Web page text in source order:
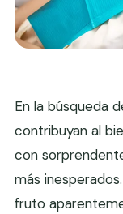
En la búsqueda
contribuyan al
con
más
fruto